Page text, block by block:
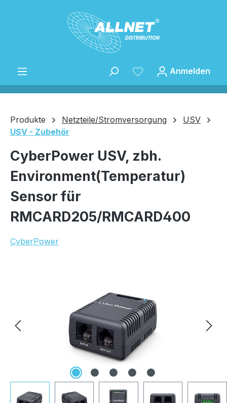
Zum Hauptinhalt springen
Speichern
Anmelden
Produkte Netzteile/Stromversorgung
USV
USV - Zubehör
CyberPower USV, zbh.
Environment(Temperatur)
Sensor für
RMCARD205/RMCARD400
CyberPower